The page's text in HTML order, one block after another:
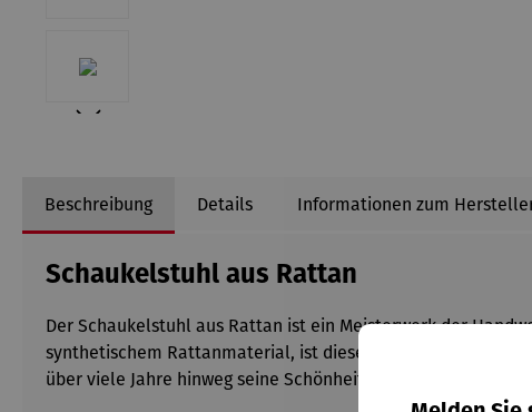
Beschreibung Details Informationen zum
Schaukelstuhl aus Rattan
Der Schaukelstuhl aus Rattan ist ein Meisterwerk der
synthetischem Rattanmaterial, ist dieser Stuhl nicht nur
über viele Jahre hinweg seine Schönheit beibehält.